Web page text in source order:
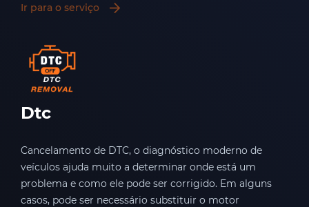
Ir para o serviço
Dtc
Cancelamento de DTC, o diagnóstico moderno de
veículos ajuda muito a determinar onde está um
problema e como ele pode ser corrigido. Em alguns
casos, pode ser necessário substituir o motor